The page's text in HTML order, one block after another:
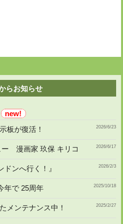
らお知らせ
板が復活！ 2026/6/23
ー 漫画家 玖保 キリコ 2026/6/17
ドンへ行く！』 2026/2/3
年で 25周年 2025/10/18
メンテナンス中！ 2025/2/27